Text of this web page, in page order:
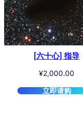
[六十心] 指导
¥2,000.00
立即请购